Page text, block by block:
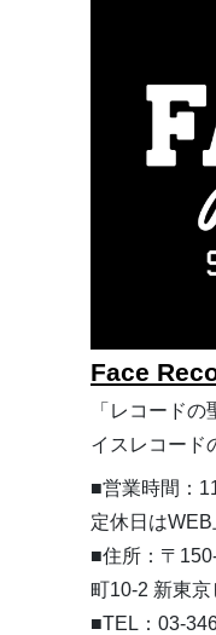
Face
「レコード
イスレコード
■営業時間：
定休日はWEB
■住所：〒
町10-2 新東京
■TEL：03-